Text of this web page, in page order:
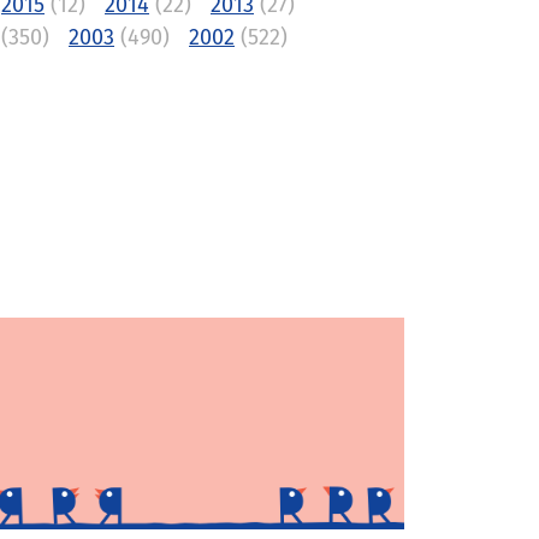
2003 (490) 2002 (522)